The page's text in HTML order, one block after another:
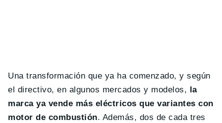
Una transformación que ya ha comenzado, y según
el directivo, en algunos mercados y modelos, la
marca ya vende más eléctricos que variantes con
motor de combustión. Además, dos de cada tres